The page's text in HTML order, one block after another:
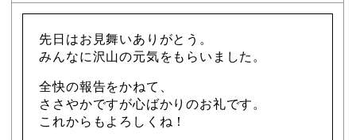
先日はお見舞いありがとう。
みんなに沢山の元気をもらいました。
全快の報告をかねて、
ささやかですが心ばかりのお礼です。
これからもよろしくね！